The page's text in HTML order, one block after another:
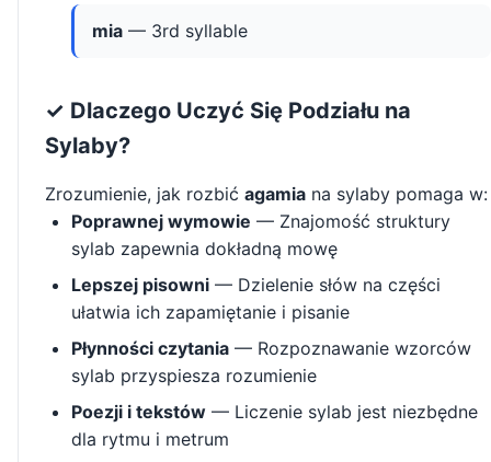
mia — 3rd syllable
✓ Dlaczego Uczyć Się Podziału na
Sylaby?
Zrozumienie, jak rozbić agamia na sylaby pomaga w:
Poprawnej wymowie — Znajomość struktury
sylab zapewnia dokładną mowę
Lepszej pisowni — Dzielenie słów na części
ułatwia ich zapamiętanie i pisanie
Płynności czytania — Rozpoznawanie wzorców
sylab przyspiesza rozumienie
Poezji i tekstów — Liczenie sylab jest niezbędne
dla rytmu i metrum